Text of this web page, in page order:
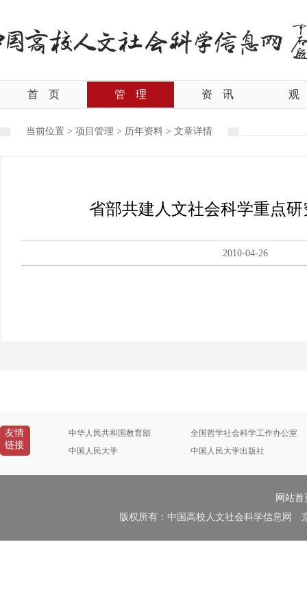
首 页 管 理 资 讯 观
当前位置 > 项目管理 > 历年资料 > 文章详情
省部共建人文社会科学重点
2010-04-26
友情
链接
中华人民共和国教育部
全国哲学社会科学工作办公室
中国人民大学
中国人民大学出版社
网站首
版权所有：中国高校人文社会科学信息网